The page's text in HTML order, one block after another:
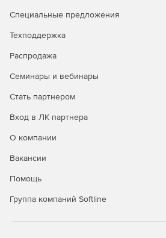
Специальные предложения
Техподдержка
Распродажа
Семинары и вебинары
Стать партнером
Вход в ЛК партнера
О компании
Вакансии
Помощь
Группа компаний Softline